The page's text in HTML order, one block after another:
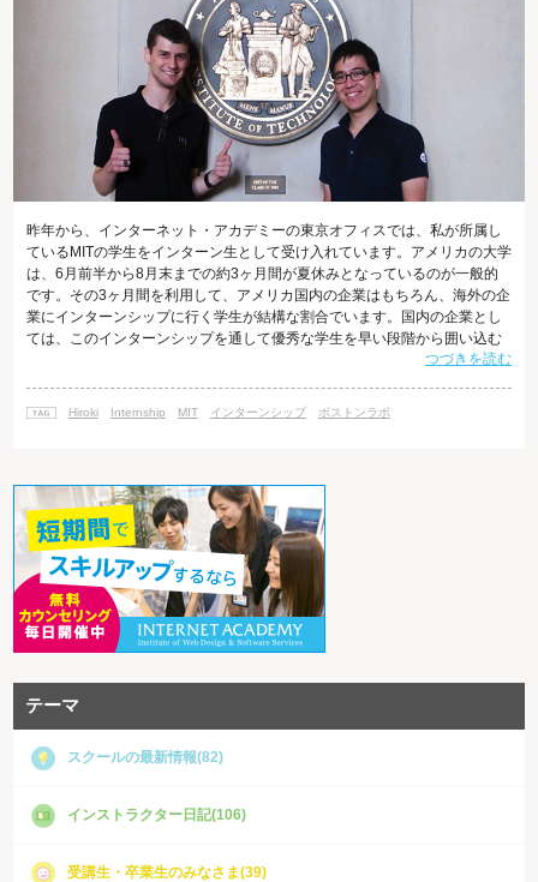
昨年から、インターネット・アカデミーの東京オフィスでは、私が所属し
ているMITの学生をインターン生として受け入れています。アメリカの大学
は、6月前半から8月末までの約3ヶ月間が夏休みとなっているのが一般的
です。その3ヶ月間を利用して、アメリカ国内の企業はもちろん、海外の企
業にインターンシップに行く学生が結構な割合でいます。国内の企業とし
ては、このインターンシップを通して優秀な学生を早い段階から囲い込む
ということを狙いとしているので、優秀な学生は取り合いになっていま
久しぶりに会って、ランチをしてきました。 マイク君は、MITでコンピュ
つづきを読む
Hiroki Internship MIT インターンシップ ボストンラボ
テーマ
スクールの最新情報(82)
インストラクター日記(106)
受講生・卒業生のみなさま(39)